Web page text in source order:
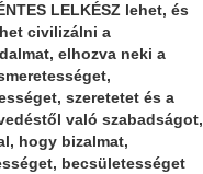
LELKÉSZ lehet, és
civilizálni a
elhozva neki a
szeretetet és a
való szabadságot,
hogy bizalmat,
becsületességet